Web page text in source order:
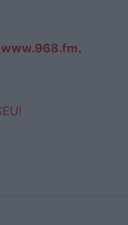
www.968.fm.